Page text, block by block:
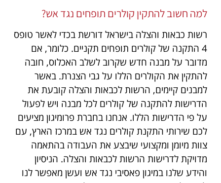
למה חשוב להתקין קולרים תופחים נגד אש?
רשות כבאות והצלה בישראל דורשת בכדי לאשר טופס
4 התקנה של קולרים תופחים תקניים. כלומר, אם
מדובר על מבנה חדש שקרוב לשלב האכלוס, חובה
להתקין את הקולרים הללו על גבי הצנרת. באשר
למבנים קיימים, הרשות לכבאות והצלה קובעת את
הדרישות להתקנה של קולרים לכל מבנה ויש לפעול
על פי הדרישות הללו. אנחנו בחברת פרומיגון מציעים
לכם שירותי התקנת קולרים נגד אש במרכז הארץ, עם
צוות מיומן ומקצועי שיבצע את העבודה בהתאמה
מדויקת לדרישות הרשות לכבאות והצלה. הניסיון
והידע שלנו במיגון פאסיבי נגד אש ועשן מאפשר לנו